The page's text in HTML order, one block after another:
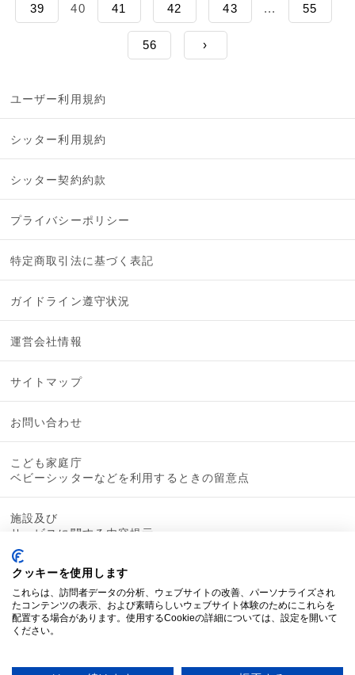
39 40 41 42 43 ... 55
56 ›
ユーザー利用規約
シッター利用規約
シッター契約約款
プライバシーポリシー
特定商取引法に基づく表記
ガイドライン遵守状況
運営会社情報
サイトマップ
お問い合わせ
こども家庭庁
ベビーシッターなどを利用するときの留意点
施設及び
サービスに関する内容提示
クッキーを使用します
これらは、訪問者データの分析、ウェブサイトの改善、パーソナライズされ
たコンテンツの表示、および素晴らしいウェブサイト体験のためにこれらを
配置する場合があります。使用するCookieの詳細については、設定を開いて
ください。